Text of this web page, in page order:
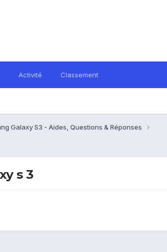
Activité Classement
Galaxy S3 - Aides, Questions & Réponses
s 3